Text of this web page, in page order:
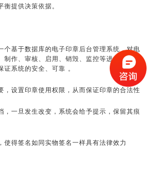
衡提供决策依据。
基于数据库的电子印章后台管理系统，对电
制作、审核、启用、销毁、监控等进行全面的
证系统的安全、可靠 。
设置印章使用权限，从而保证印章的合法性
一旦发生改变，系统会给予提示，保留其痕
得签名如同实物签名一样具有法律效力